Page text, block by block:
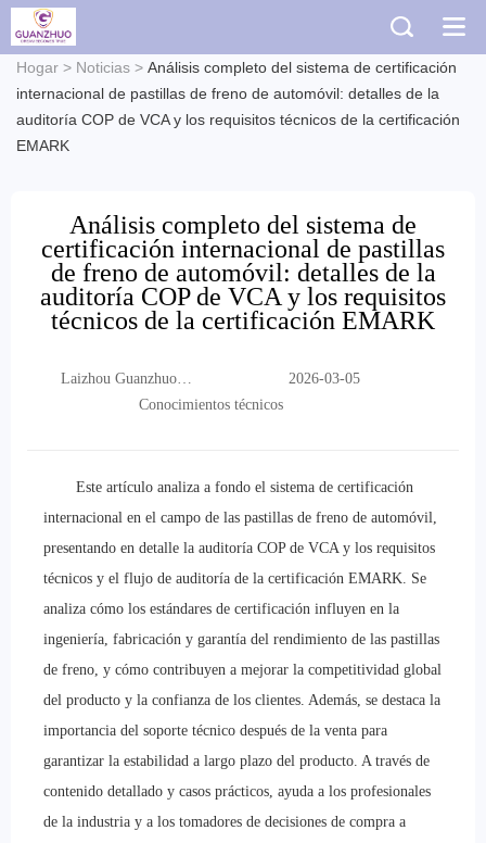
Hogar > Noticias > Análisis completo del sistema de certificación
internacional de pastillas de freno de automóvil: detalles de la
auditoría COP de VCA y los requisitos técnicos de la certificación
EMARK
Análisis completo del sistema de
certificación internacional de pastillas
de freno de automóvil: detalles de la
auditoría COP de VCA y los requisitos
técnicos de la certificación EMARK
Laizhou Guanzhuo
Trading Co., Ltd.
2026-03-05
Conocimientos técnicos
Este artículo analiza a fondo el sistema de certificación
internacional en el campo de las pastillas de freno de automóvil,
presentando en detalle la auditoría COP de VCA y los requisitos
técnicos y el flujo de auditoría de la certificación EMARK. Se
analiza cómo los estándares de certificación influyen en la
ingeniería, fabricación y garantía del rendimiento de las pastillas
de freno, y cómo contribuyen a mejorar la competitividad global
del producto y la confianza de los clientes. Además, se destaca la
importancia del soporte técnico después de la venta para
garantizar la estabilidad a largo plazo del producto. A través de
contenido detallado y casos prácticos, ayuda a los profesionales
de la industria y a los tomadores de decisiones de compra a